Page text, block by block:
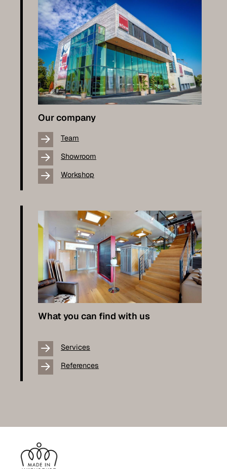
Our company
Team
Showroom
Workshop
What you can find with us
Services
References